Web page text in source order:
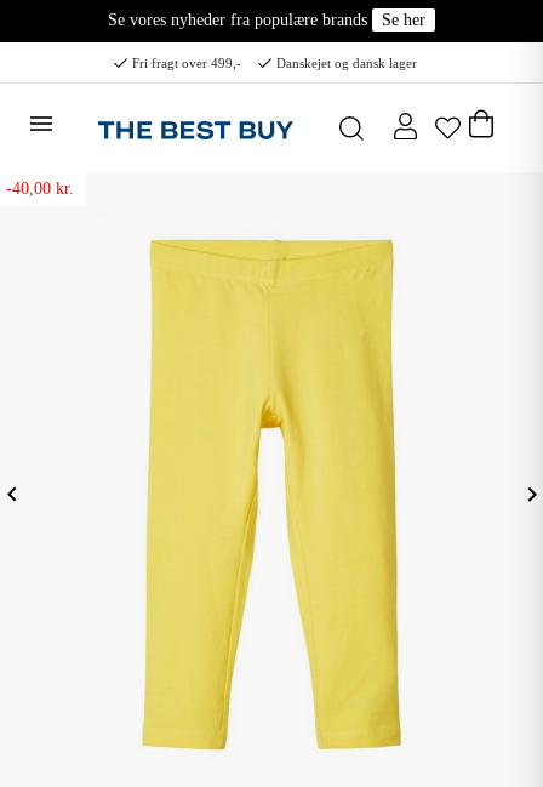
Se vores nyheder fra populære brands Se her
Fri fragt over 499,- Danskejet og dansk lager
-40,00 kr.
Forrige